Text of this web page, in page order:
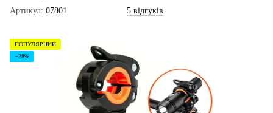
Артикул: 07801 5 відгуків
ПОПУЛЯРНИЙ
−28%